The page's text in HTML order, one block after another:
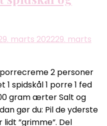
marts 202229. marts
2 personer
1 spidskål 1 porre 1 fed
gram ærter Salt og
gør du: Pil de yderste
”grimme”. Del